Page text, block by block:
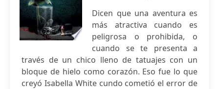
Dicen que una aventura es
más atractiva cuando es
peligrosa o prohibida, o
cuando se te presenta a
través de un chico lleno de tatuajes con un
bloque de hielo como corazón. Eso fue lo que
creyó Isabella White cundo cometió el error de